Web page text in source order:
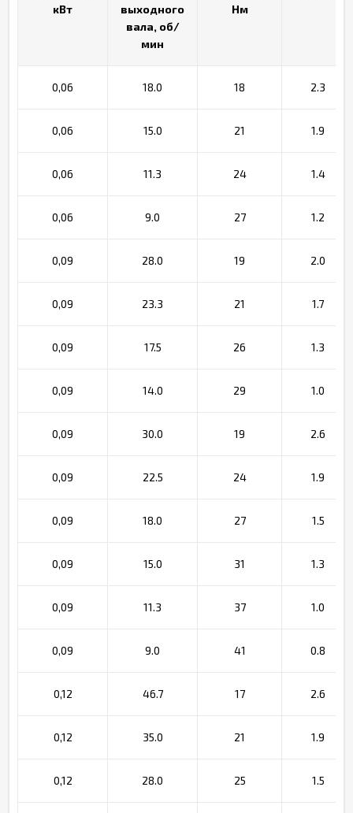
кВт
выходного
вала, об/
мин
Нм
0,06 18.0 18 2.3
0,06 15.0 21 1.9
0,06 11.3 24 1.4
0,06 9.0 27 1.2
0,09 28.0 19 2.0
0,09 23.3 21 1.7
0,09 17.5 26 1.3
0,09 14.0 29 1.0
0,09 30.0 19 2.6
0,09 22.5 24 1.9
0,09 18.0 27 1.5
0,09 15.0 31 1.3
0,09 11.3 37 1.0
0,09 9.0 41 0.8
0,12 46.7 17 2.6
0,12 35.0 21 1.9
0,12 28.0 25 1.5
кВт
выходного
вала, об/
мин
Нм